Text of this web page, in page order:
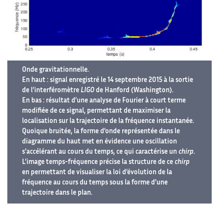
Onde gravitationnelle.
En haut : signal enregistré le 14 septembre 2015 à la sortie
de l’interféromètre LIGO de Hanford (Washington).
En bas : résultat d’une analyse de Fourier à court terme
modifiée de ce signal, permettant de maximiser la
localisation sur la trajectoire de la fréquence instantanée.
Quoique bruitée, la forme d’onde représentée dans le
diagramme du haut met en évidence une oscillation
s’accélérant au cours du temps, ce qui caractérise un chirp.
L’image temps-fréquence précise la structure de ce chirp
en permettant de visualiser la loi d’évolution de la
fréquence au cours du temps sous la forme d’une
trajectoire dans le plan.